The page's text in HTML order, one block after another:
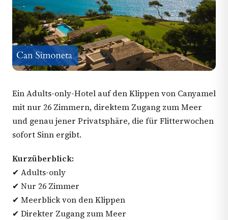
Ein Adults-only-Hotel auf den Klippen von Canyamel
mit nur 26 Zimmern, direktem Zugang zum Meer
und genau jener Privatsphäre, die für Flitterwochen
sofort Sinn ergibt.
Kurzüberblick:
✔ Adults-only
✔ Nur 26 Zimmer
✔ Meerblick von den Klippen
✔ Direkter Zugang zum Meer